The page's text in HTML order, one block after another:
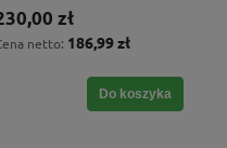
zł
netto: 186,99 zł
Do koszyka